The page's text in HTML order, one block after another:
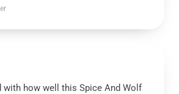
with how well this Spice And Wolf